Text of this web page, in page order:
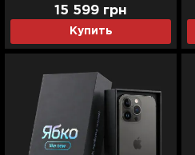
Купить
15 599 грн